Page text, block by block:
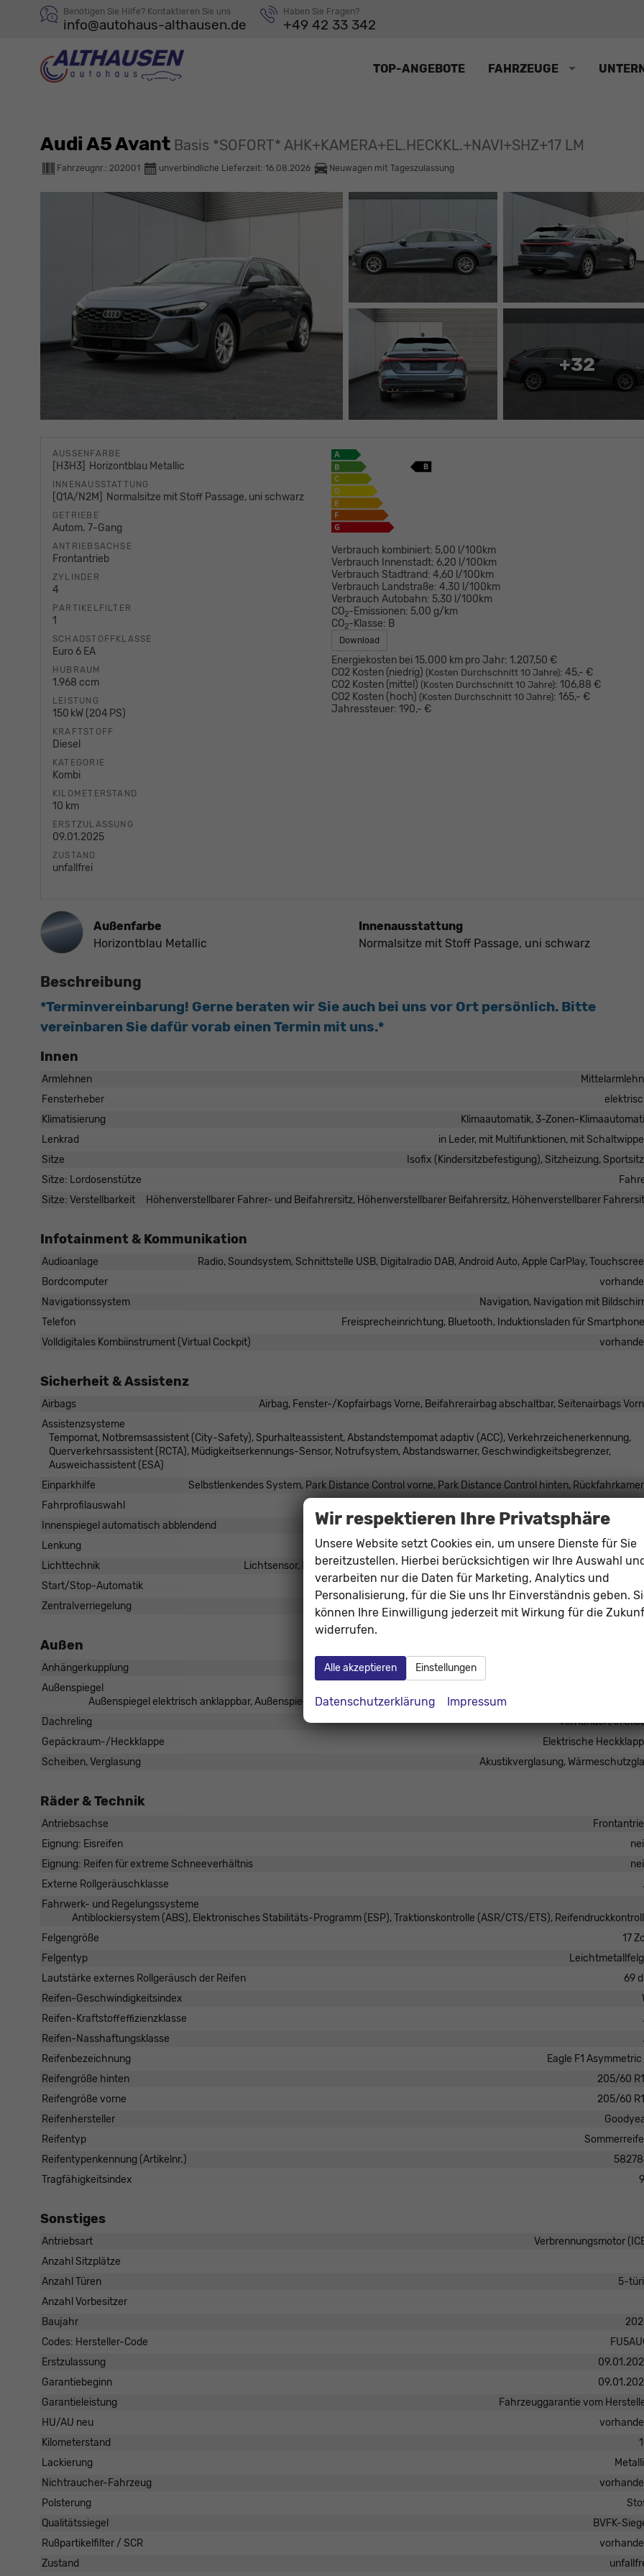
Benötigen Sie Hilfe? Kontaktieren Sie uns
info@autohaus-althausen.de
Haben Sie Fragen?
+49 42 33 342
TOP-ANGEBOTE FAHRZEUGE
Audi A5 Avant Basis *SOFORT* AHK+KAMERA+EL.HECKKL.+NAVI+SHZ+17 LM
Fahrzeugnr.: 202001 unverbindliche Lieferzeit: 16.08.2026 Neuwagen mit Tageszulassung
+32
AUSSENFARBE
H3H3 Horizontblau Metallic
INNENAUSSTATTUNG
Q1A/N2M Normalsitze mit Stoff Passage, uni schwarz
GETRIEBE
Autom. 7-Gang
ANTRIEBSACHSE
Frontantrieb
ZYLINDER
4
PARTIKELFILTER
1
SCHADSTOFFKLASSE
Euro 6 EA
HUBRAUM
1.968 ccm
LEISTUNG
150 kW (204 PS)
KRAFTSTOFF
Diesel
KATEGORIE
Kombi
KILOMETERSTAND
10 km
ERSTZULASSUNG
09.01.2025
ZUSTAND
unfallfrei
Verbrauch kombiniert: 5,00 l/100km
Verbrauch Innenstadt: 6,20 l/100km
Verbrauch Stadtrand: 4,60 l/100km
Verbrauch Landstraße: 4,30 l/100km
Verbrauch Autobahn: 5,30 l/100km
CO2-Emissionen: 5,00 g/km
CO2-Klasse: B
Download
Energiekosten bei 15.000 km pro Jahr: 1.207,50 €
CO2 Kosten (niedrig) (Kosten Durchschnitt 10 Jahre): 45,- €
CO2 Kosten (mittel) (Kosten Durchschnitt 10 Jahre): 106,88 €
CO2 Kosten (hoch) (Kosten Durchschnitt 10 Jahre): 165,- €
Jahressteuer: 190,- €
Außenfarbe
Horizontblau Metallic
Innenausstattung
Normalsitze mit Stoff Passage, uni schwarz
Beschreibung
*Terminvereinbarung! Gerne beraten wir Sie auch bei uns vor Ort persönlich. Bitte
vereinbaren Sie dafür vorab einen Termin mit uns.*
Innen
Armlehnen
Fensterheber
Klimatisierung
Klimaautomatik, 3-Zonen-
Lenkrad
in Leder, mit Multifunktionen, mit
Sitze
Isofix (Kindersitzbefestigung), Sitzheizung,
Sitze: Lordosenstütze
Sitze: Verstellbarkeit
Höhenverstellbarer Fahrer- und Beifahrersitz, Höhenverstellbarer Beifahrersitz, Höhenverstellbarer
Infotainment & Kommunikation
Audioanlage
Radio, Soundsystem, Schnittstelle USB, Digitalradio DAB, Android Auto, Apple CarPlay,
Bordcomputer
Navigationssystem
Navigation, Navigation mit
Telefon
Freisprecheinrichtung, Bluetooth, Induktionsladen für
Volldigitales Kombiinstrument (Virtual Cockpit)
Sicherheit & Assistenz
Airbags
Airbag, Fenster-/Kopfairbags Vorne, Beifahrerairbag abschaltbar, Seitenairbags
Assistenzsysteme
Tempomat, Notbremsassistent (City-Safety), Spurhalteassistent, Abstandstempomat adaptiv (ACC), Verkehrzeichenerkennung,
Querverkehrsassistent (RCTA), Müdigkeitserkennungs-Sensor, Notrufsystem, Abstandswarner, Geschwindigkeitsbegrenzer,
Ausweichassistent (ESA)
Einparkhilfe
Selbstlenkendes System, Park Distance Control vorne, Park Distance Control hinten,
Fahrprofilauswahl
Innenspiegel automatisch abblendend
vorhanden
Lenkung
Servolenkung
Lichttechnik
Lichtsensor, LED-Rückleuchten, LED-Scheinwerfer, Fernlichtassistent, LED-
Start/Stop-Automatik
vorhanden
Zentralverriegelung
Zentralverriegelung, Zentralverriegelung mit
Außen
Anhängerkupplung
Außenspiegel
Außenspiegel elektrisch anklappbar, Außenspiegel beheizbar, Außenspiegel elektrisch verstellbar, Außenspiegel abblendend
Dachreling
vorhanden, in
Gepäckraum-/Heckklappe
Elektrische
Scheiben, Verglasung
Akustikverglasung,
Räder & Technik
Antriebsachse
Eignung: Eisreifen
Eignung: Reifen für extreme Schneeverhältnis
Externe Rollgeräuschklasse
Fahrwerk- und Regelungssysteme
Antiblockiersystem (ABS), Elektronisches Stabilitäts-Programm (ESP), Traktionskontrolle (ASR/CTS/ETS),
Felgengröße
17
Felgentyp
Lautstärke externes Rollgeräusch der Reifen
69
Reifen-Geschwindigkeitsindex
Reifen-Kraftstoffeffizienzklasse
Reifen-Nasshaftungsklasse
Reifenbezeichnung
Eagle F1 Asymmetric
Reifengröße hinten
205/60
Reifengröße vorne
205/60
Reifenhersteller
Reifentyp
Reifentypenkennung (Artikelnr.)
Tragfähigkeitsindex
Sonstiges
Antriebsart
Verbrennungsmotor
Anzahl Sitzplätze
Anzahl Türen
5-
Anzahl Vorbesitzer
Baujahr
Codes: Hersteller-Code
Erstzulassung
Garantiebeginn
Garantieleistung
Fahrzeuggarantie vom
HU/AU neu
Kilometerstand
Lackierung
Nichtraucher-Fahrzeug
Polsterung
Qualitätssiegel
BVFK-
Rußpartikelfilter / SCR
Zustand
Wir respektieren Ihre Privatsphäre
Unsere Website setzt Cookies ein, um unsere Dienste für Sie
bereitzustellen. Hierbei berücksichtigen wir Ihre Auswahl
verarbeiten nur die Daten für Marketing, Analytics und
Personalisierung, für die Sie uns Ihr Einverständnis geben.
können Ihre Einwilligung jederzeit mit Wirkung für die
widerrufen.
Alle akzeptieren Einstellungen
Datenschutzerklärung Impressum